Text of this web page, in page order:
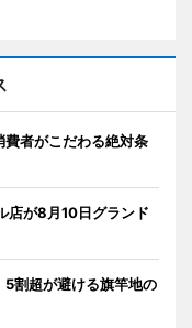
者がこだわる絶対条
店が8月10日グランド
割超が避ける旗竿地の